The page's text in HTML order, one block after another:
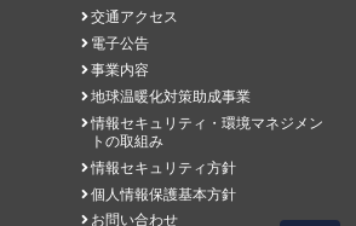
交通アクセス
電子公告
事業内容
地球温暖化対策助成事業
情報セキュリティ・環境マネジメン
トの取組み
情報セキュリティ方針
個人情報保護基本方針
お問い合わせ